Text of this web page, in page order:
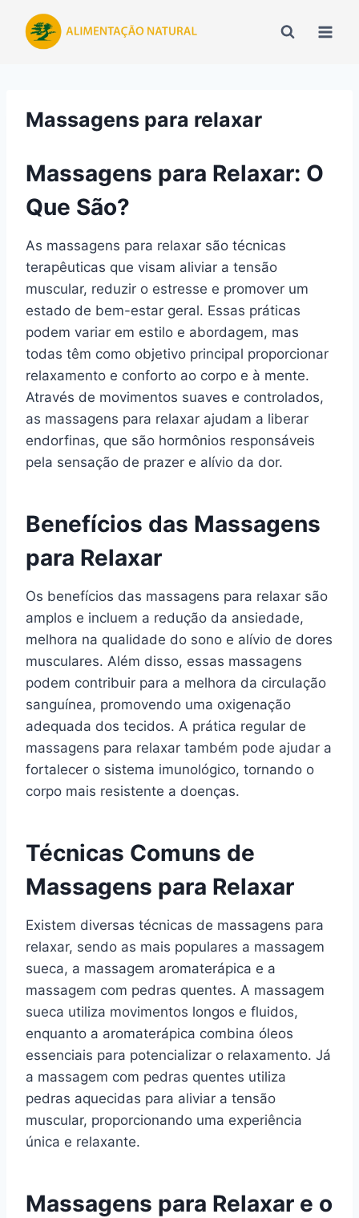
para
Massagens para relaxar
Massagens para Relaxar: O
Que São?
As massagens para relaxar são técnicas
terapêuticas que visam aliviar a tensão
muscular, reduzir o estresse e promover um
estado de bem-estar geral. Essas práticas
podem variar em estilo e abordagem, mas
todas têm como objetivo principal proporcionar
relaxamento e conforto ao corpo e à mente.
Através de movimentos suaves e controlados,
as massagens para relaxar ajudam a liberar
endorfinas, que são hormônios responsáveis
pela sensação de prazer e alívio da dor.
Benefícios das Massagens
para Relaxar
Os benefícios das massagens para relaxar são
amplos e incluem a redução da ansiedade,
melhora na qualidade do sono e alívio de dores
musculares. Além disso, essas massagens
podem contribuir para a melhora da circulação
sanguínea, promovendo uma oxigenação
adequada dos tecidos. A prática regular de
massagens para relaxar também pode ajudar a
fortalecer o sistema imunológico, tornando o
corpo mais resistente a doenças.
Técnicas Comuns de
Massagens para Relaxar
Existem diversas técnicas de massagens para
relaxar, sendo as mais populares a massagem
sueca, a massagem aromaterápica e a
massagem com pedras quentes. A massagem
sueca utiliza movimentos longos e fluidos,
enquanto a aromaterápica combina óleos
essenciais para potencializar o relaxamento. Já
a massagem com pedras quentes utiliza
pedras aquecidas para aliviar a tensão
muscular, proporcionando uma experiência
única e relaxante.
Massagens para Relaxar e o